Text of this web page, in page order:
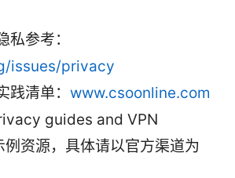
私参考：
issues/privacy
践清单： www.csoonline.com
guides and VPN
资源，具体请以官方渠道为